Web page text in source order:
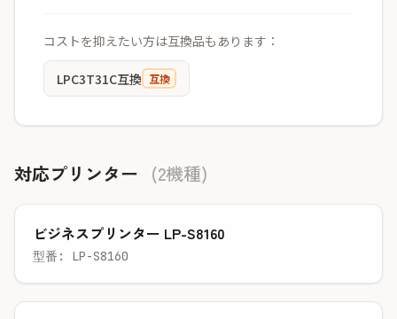
コストを抑えたい方は互換品もあります：
LPC3T31C互換 互換
対応プリンター (2機種)
ビジネスプリンター LP-S8160
型番: LP-S8160